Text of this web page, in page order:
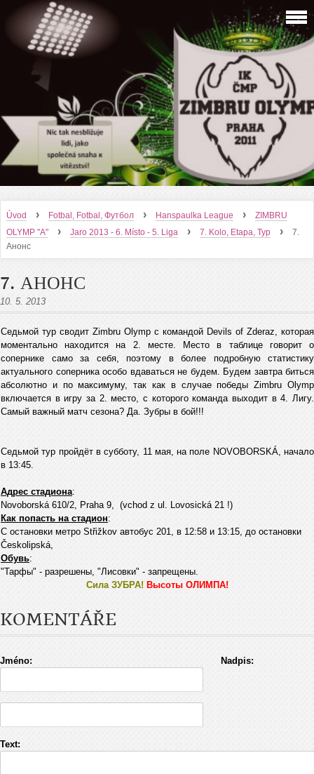
Úvod › Fotbal, Fotbal, Футбол › Hanspaulka League ›
ZIMBRU
OLYMP "A"
› Jaro 2013 - 6. Místo - 5. Liga › 7. Kolo, Etapa, Тур ›
7.
Анонс
7. АНОНС
10. 5. 2013
Седьмой тур сводит Zimbru Olymp с командой Devils of Zderaz, которая
моментально находится на 2. месте. Место в таблице говорит о
сопернике само за себя, поэтому в более подробную статистику
актуального соперника особо вдаваться не будем. Будем завтра биться
абсолютно и по максимуму, так как в случае победы Zimbru Olymp
включается в игру за 2. место, с которого команда выходит в 4. Лигу.
Самый важный матч сезона? Да. Зубры в бой!!!
Седьмой тур пройдёт в субботу, 11 мая, на поле NOVOBORSKÁ, начало
в 13:45.
Адрес стадиона:
Novoborská 610/2, Praha 9, (vchod z ul. Lovosická 21 !)
Как попасть на стадион:
С остановки метро Střižkov автобус 201, в 12:58 и 13:15, до остановки
Českolipská,
Обувь:
"Тарфы" - разрешены, "Лисовки" - запрещены.
Сила ЗУБРА! Высоты ОЛИМПА!
KOMENTÁŘE
Jméno: Nadpis:
Text: